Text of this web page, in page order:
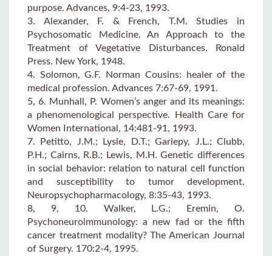
purpose. Advances, 9:4-23, 1993.
3. Alexander, F. & French, T.M. Studies in
Psychosomatic Medicine. An Approach to the
Treatment of Vegetative Disturbances. Ronald
Press. New York, 1948.
4. Solomon, G.F. Norman Cousins: healer of the
medical profession. Advances 7:67-69, 1991.
5, 6. Munhall, P. Women’s anger and its meanings:
a phenomenological perspective. Health Care for
Women International, 14:481-91, 1993.
7. Petitto, J.M.; Lysle, D.T.; Gariepy, J.L.; Clubb,
P.H.; Cairns, R.B.; Lewis, M.H. Genetic differences
in social behavior: relation to natural cell function
and susceptibility to tumor development.
Neuropsychopharmacology, 8:35-43, 1993.
8, 9, 10. Walker, L.G.; Eremin, O.
Psychoneuroimmunology: a new fad or the fifth
cancer treatment modality? The American Journal
of Surgery. 170:2-4, 1995.